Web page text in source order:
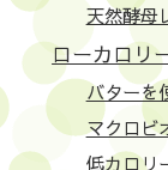
天然酵母
ローカロリ
バターを
マクロビ
低カロリ